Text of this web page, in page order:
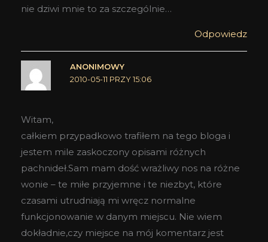
nie dziwi mnie to za szczególnie…
Odpowiedz
ANONIMOWY
2010-05-11 PRZY 15:06
Witam,
całkiem przypadkowo trafiłem na tego bloga i
jestem mile zaskoczony opisami różnych
pachnideł.Sam mam dość wrażliwy nos na różne
wonie – te miłe przyjemne i te niezbyt, które
czasami utrudniają mi wręcz normalne
funkcjonowanie w danym miejscu. Nie wiem
dokładnie,czy miejsce na mój komentarz jest